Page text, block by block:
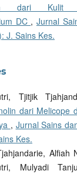
dari Kulit
DC , Jurnal
J. Sains Kes.
Tjitjik
dari Melicope
, Jurnal Sains
Kes.
Alfiah
Mulyadi